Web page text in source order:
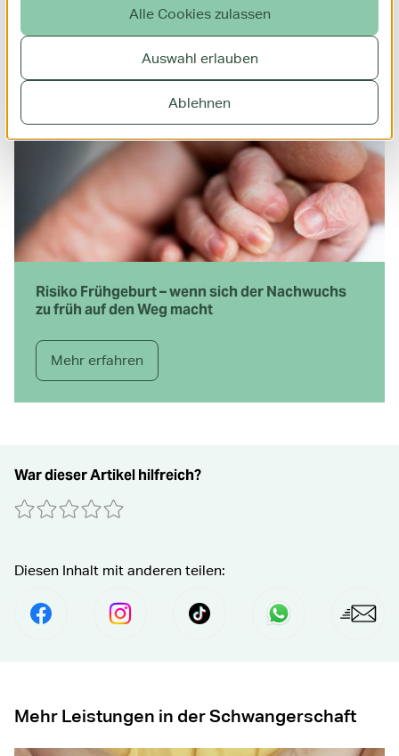
Alle Cookies zulassen
Auswahl erlauben
Ablehnen
Mehr erfahren
Risiko Frühgeburt – wenn sich der Nachwuchs
zu früh auf den Weg macht
Mehr erfahren
War dieser Artikel hilfreich?
0 Sterne
1 Stern2 Sterne
3 Sterne
4 Sterne5 Sterne
Absenden
Diesen Inhalt mit anderen teilen:
Per Facebook Teilensocial.media.share.instagram.prefix
Senden perPer
Mehr Leistungen in der Schwangerschaft